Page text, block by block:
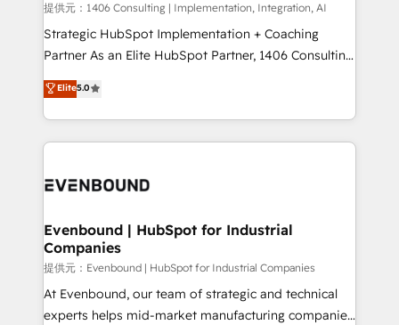
Group, a group of specialized and complementary
companies that divide their offer into 4
Competence Centers: Smart Manufacturing,
The synergies generated by these integrations,
together with the combination of talents, skills,
to accompany companies on their digital
提供元：1406 Consulting | Implementation, Integration, AI
Strategic HubSpot Implementation + Coaching
Partner As an Elite HubSpot Partner, 1406 Consulting
helps mid-market revenue teams transform how
they sell, market, and serve. We don't just build your
HubSpot—we teach your team to own it, then stay
to help you keep winning. What We Do ⚙️ CRM
Data & Content 📈 Sales & Marketing Alignment +
Agent Creation 🔄 Custom Integrations & Data
Migration Why 1406 We become part of your team.
Your team learns while we build. We fix what others
broke. Built for mid-market reality—practical
solutions that work with your actual headcount and
Elite5.0
Evenbound | HubSpot for Industrial
Companies
提供元：Evenbound | HubSpot for Industrial Companies
At Evenbound, our team of strategic and technical
experts helps mid-market manufacturing companies